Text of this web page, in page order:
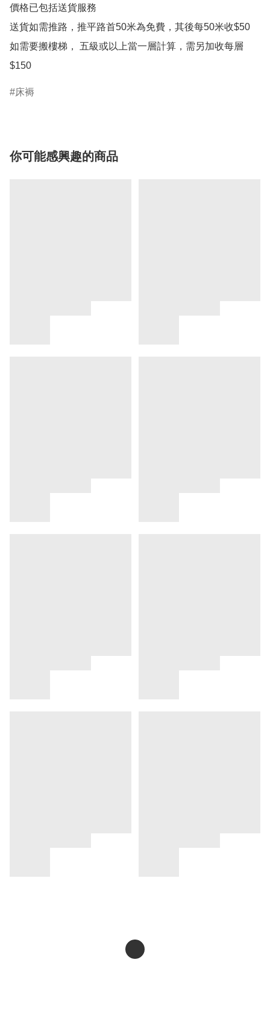
價格已包括送貨服務
送貨如需推路，推平路首50米為免費，其後每50米收$50
如需要搬樓梯， 五級或以上當一層計算，需另加收每層
$150
床褥
你可能感興趣的商品